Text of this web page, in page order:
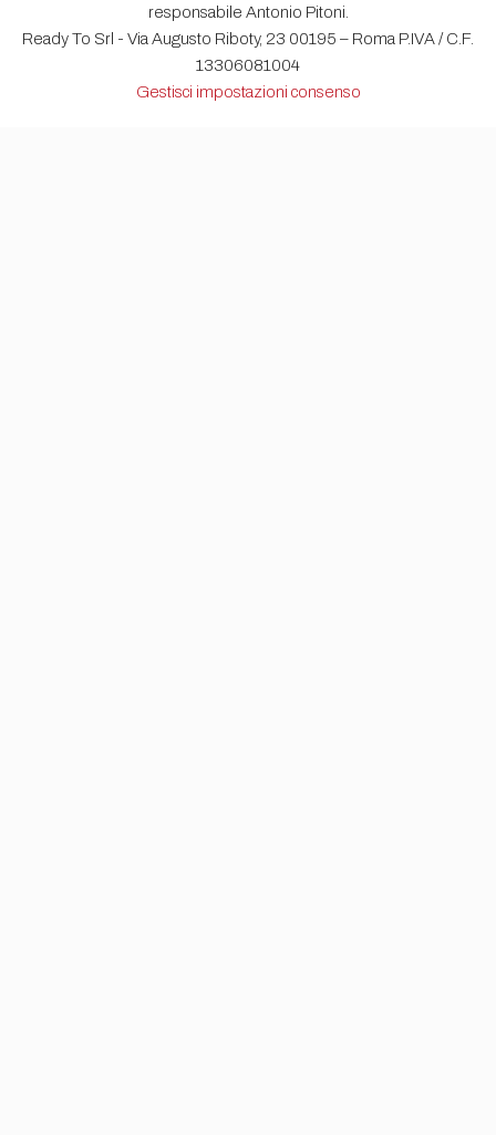
responsabile Antonio Pitoni.
Ready To Srl - Via Augusto Riboty, 23 00195 – Roma P.IVA / C.F.
13306081004
Gestisci impostazioni consenso